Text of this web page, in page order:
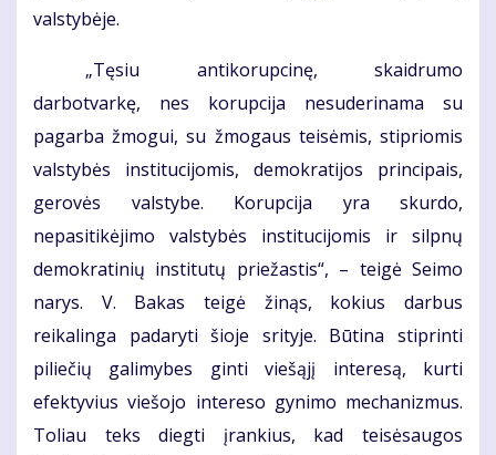
valstybėje.
„Tęsiu antikorupcinę, skaidrumo
darbotvarkę, nes korupcija nesuderinama su
pagarba žmogui, su žmogaus teisėmis, stipriomis
valstybės institucijomis, demokratijos principais,
gerovės valstybe. Korupcija yra skurdo,
nepasitikėjimo valstybės institucijomis ir silpnų
demokratinių institutų priežastis“, – teigė Seimo
narys. V. Bakas teigė žinąs, kokius darbus
reikalinga padaryti šioje srityje. Būtina stiprinti
piliečių galimybes ginti viešąjį interesą, kurti
efektyvius viešojo intereso gynimo mechanizmus.
Toliau teks diegti įrankius, kad teisėsaugos